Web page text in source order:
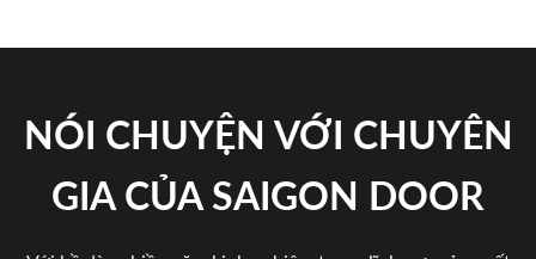
NÓI CHUYỆN VỚI CHUYÊN
GIA CỦA SAIGON DOOR